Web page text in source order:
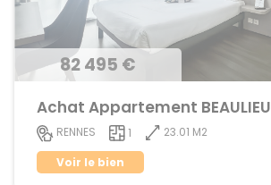
82 495 €
Achat Appartement BEAULIEU
RENNES 1
23.01 M2
Voir le bien